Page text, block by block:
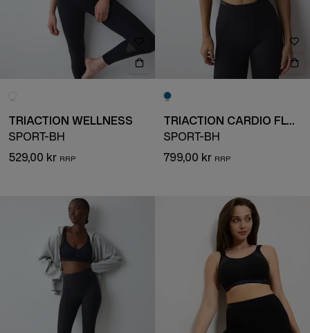
TRIACTION WELLNESS
SPORT-BH
529,00 kr
TRIACTION CARDIO FLOW
SPORT-BH
799,00 kr